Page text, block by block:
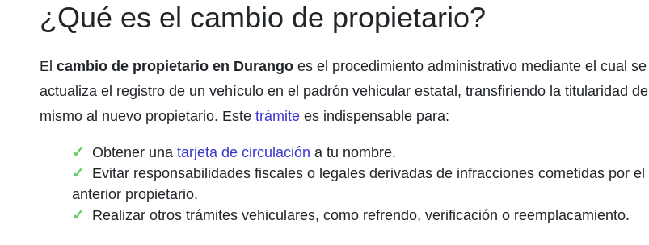
¿Qué es el cambio de propietario?
El cambio de propietario en Durango es el procedimiento administrativo mediante el cual se
actualiza el registro de un vehículo en el padrón vehicular estatal, transfiriendo la titularidad del
mismo al nuevo propietario. Este trámite es indispensable para:
Obtener una tarjeta de circulación a tu nombre.
Evitar responsabilidades fiscales o legales derivadas de infracciones cometidas por el
anterior propietario.
Realizar otros trámites vehiculares, como refrendo, verificación o reemplacamiento.